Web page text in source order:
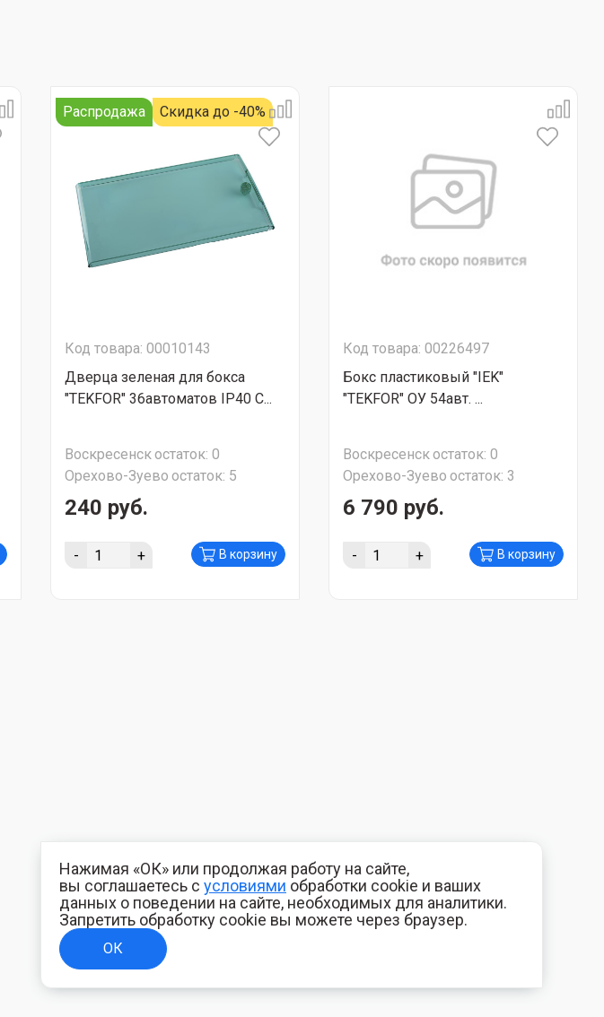
Распродажа Скидка до -40%
Код товара: 00010143
Дверца зеленая для бокса
"TEKFOR" 36автоматов IP40 С...
Воскресенскостаток: 0
Орехово-Зуево остаток: 5
240 руб.
- + В корзину
Код товара: 00226497
Бокс пластиковый "IEK"
"TEKFOR" ОУ 54авт. ...
Воскресенскостаток: 0
Орехово-Зуево остаток: 3
6 790 руб.
- + В корзину
Нажимая «ОК» или продолжая работу на сайте,
вы соглашаетесь с условиями обработки cookie и ваших
данных о поведении на сайте, необходимых для аналитики.
Запретить обработку cookie вы можете через браузер.
ОК